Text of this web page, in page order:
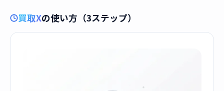
買取Xの使い方（3ステップ）